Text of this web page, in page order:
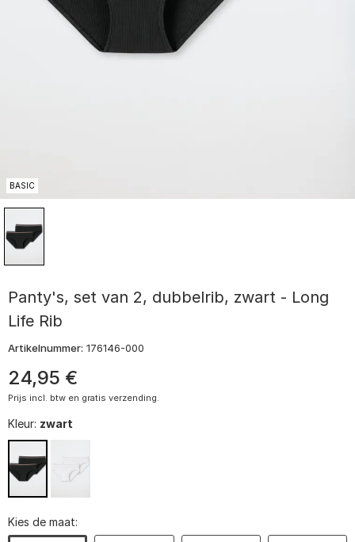
BASIC
Panty's, set van 2, dubbelrib, zwart - Long
Life Rib
Artikelnummer: 176146-000
24,95 €
Prijs incl. btw en gratis verzending.
Kleur: zwart
Kies de maat: